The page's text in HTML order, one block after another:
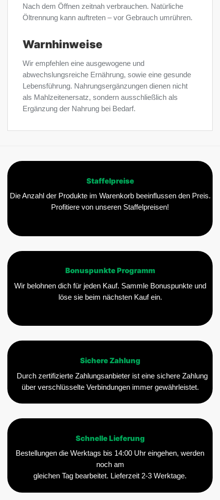
Nach dem Öffnen zeitnah verbrauchen. Natürliche
Öltrennung kann auftreten – vor Gebrauch umrühren.
Warnhinweise
Wir empfehlen eine ausgewogene und
abwechslungsreiche Ernährung, sowie eine gesunde
Lebensführung. Nahrungsergänzungen dienen nicht
als Mahlzeitenersatz, sondern ausschließlich als
Ergänzung der Nahrung bei Bedarf.
Staffelpreise
Die Anzahl der Produkte im Warenkorb beeinflussen den Preis.
Profitiere von unseren Staffelpreisen!
Bonuspunkte Programm
Wir belohnen dich für jeden Kauf. Sammle Bonuspunkte und
löse sie beim nächsten Kauf ein.
Sichere Zahlung
Durch zertifizierte Zahlungsanbieter ist eine sichere Zahlung
über verschlüsselte Verbindungen immer gewährleistet.
Schnelle Lieferung
Bestellungen die Werktags bis 14:00 Uhr eingehen, werden
noch am
gleichen Tag bearbeitet. Lieferzeit 2-3 Werktage.